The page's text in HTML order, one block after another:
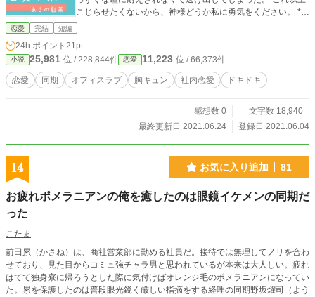
こじらせたくないから、神様どうか私に勇気をください。 ***
**************** この作品は、他のサイトにも掲載していま
恋愛 完結 短編
24h.ポイント 21pt
小説 25,981 位 / 228,844件 恋愛 11,223 位 / 66,373件
恋愛 同期 オフィスラブ 胸キュン 社内恋愛 ドキドキ
感想数 0
文字数 18,940
最終更新日 2021.06.24
登録日 2021.06.04
14 お気に入り追加 81
お疲れポメラニアンの俺を癒したのは眼鏡イケメンの同期だ
った
こたま
前田累（かさね）は、商社営業部に勤める社員だ。接待では無理してノリを合わ
せており、見た目からコミュ強チャラ男と思われているが本来は大人しい。疲れ
はてて独身寮に帰ろうとした際に気付けばオレンジ毛のポメラニアンになってい
た。累を保護したのは普段眼光鋭く厳しい指摘をする経理の同期野坂燿司（よう